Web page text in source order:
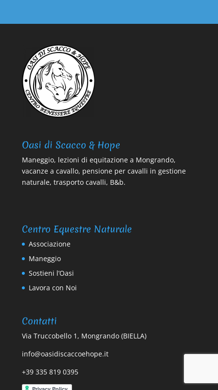
Oasi di Scacco & Hope
Maneggio, lezioni di equitazione a Mongrando,
vacanze a cavallo, pensione per cavalli in gestione
naturale, trasporto cavalli, B&b.
Centro Equestre Naturale
Associazione
Maneggio
Sostieni l’Oasi
Lavora con Noi
Contatti
Via Truccobello 1, Mongrando (BIELLA)
info@oasidiscaccoehope.it
+39 335 819 0395